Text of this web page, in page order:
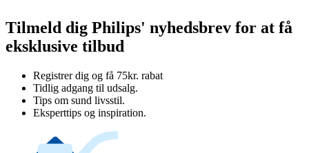
Tilmeld dig Philips' nyhedsbrev for at få
eksklusive tilbud
Registrer dig og få 75kr. rabat
Tidlig adgang til udsalg.
Tips om sund livsstil.
Eksperttips og inspiration.